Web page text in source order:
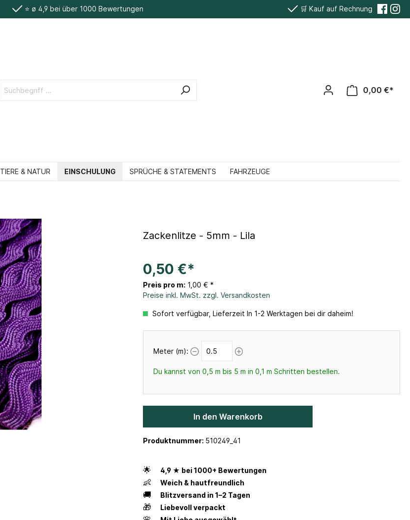
⭐️ ø 4,9 bei über 1000 Bewertungen 🛒 Kauf auf Rechnung
0,00 €*
TIERE & NATUR EINSCHULUNG SPRÜCHE & STATEMENTS FAHRZEUGE
Zackenlitze - 5mm - Lila
0,50 €*
Preis pro m: 1,00 € *
Preise inkl. MwSt. zzgl. Versandkosten
Sofort verfügbar, Lieferzeit In 1-2 Werktagen bei dir daheim!
Meter (m):
Du kannst von 0,5 m bis 5 m in 0,1 m Schritten bestellen.
In den Warenkorb
Produktnummer: 510249_41
🌟 4,9 ★ bei 1000+ Bewertungen
👶 Weich & hautfreundlich
🚚 Blitzversand in 1–2 Tagen
🎁 Liebevoll verpackt